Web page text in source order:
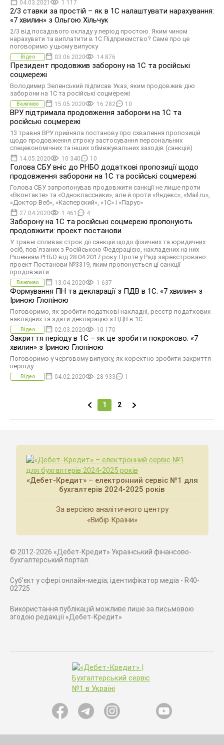
04.03.2021 1 117
2/3 ставки за простій – як в 1С налаштувати нарахування:
«7 хвилин» з Ольгою Хільчук
2/3 від посадового окладу у період простою. Яким чином
нарахувати та виплатити в 1С Підприємство? Саме про це
поговоримо у цьому випуску
Відео 03.06.2020 14 876
Президент продовжив заборону на 1С та російські
соцмережі
Володимир Зеленський підписав Указ, яким продовжив дію
заборони на 1С та російські соцмережі
Важливо 15.05.2020 16 282 10
ВРУ підтримала продовження заборони на 1С та
російські соцмережі
13 травня ВРУ прийняла постанову про схвалення пропозицій
щодо продовження строку застосування персональних
спецекономічних та інших обмежувальних заходів (санкцій)
14.05.2020 10 340 10
Голова СБУ вніс до РНБО додаткові пропозиції щодо
продовження заборони на 1С та російські соцмережі
Голова СБУ запропонував продовжити санкції не лише проти
«Вконтакте» та «Одноклассники», але й проти «Яндекс», «Mail.ru»,
«Доктор Веб», «Касперский», «1С» і «Парус»
27.04.2020 1 461 4
Заборону на 1С та російські соцмережі пропонують
продовжити: проект постанови
У травні спливає строк дії санкцій щодо фізичних та юридичних
осіб, пов’язаних з Російською Федерацією, накладених на них
Рішенням РНБО від 28.04.2017 року. Проте у Раді зареєстровано
проект Постанови №3319, яким пропонується ці санкції
продовжити
Важливо 13.04.2020 1 637
Формування ПН та декларації з ПДВ в 1С: «7 хвилин» з
Іриною Глопіною
Поговоримо, як зробити податкові накладні, реєстр податкових
накладних та здати декларацію з ПДВ в 1С
Відео 02.03.2020 10 170
Закриття періоду в 1С – як це зробити покроково: «7
хвилин» з Іриною Глопіною
Поговоримо у черговому випуску, як коректно зробити закриття
періоду
Відео 04.02.2020 28 933 1
1 2
«Дебет-Кредит» – електронний сервіс №1 для
бухгалтерів 2024-2025 років
За версією аналітичного центру
«Вибір Країни»
© 2012-2026 «Дебет-Кредит» Український фінансово-
бухгалтерський портал.
Суб'єкт у сфері онлайн-медіа; ідентифікатор медіа - R40-
02725
Використання публікацій можливе лише за письмовою
згодою редакції «Дебет-Кредит»